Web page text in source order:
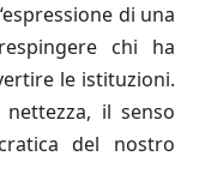
di una
chi ha
le istituzioni.
il senso
del nostro